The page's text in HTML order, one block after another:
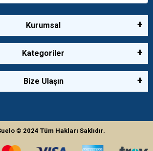
Kurumsal
Kategoriler
Bize Ulaşın
© 2024Tüm Hakları Saklıdır.